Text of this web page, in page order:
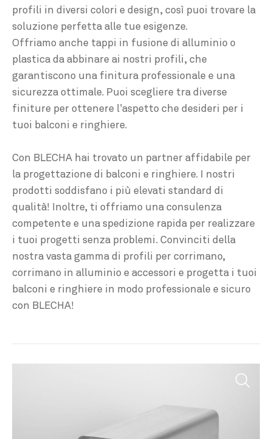
profili in diversi colori e design, così puoi trovare la
soluzione perfetta alle tue esigenze.
Offriamo anche tappi in fusione di alluminio o
plastica da abbinare ai nostri profili, che
garantiscono una finitura professionale e una
sicurezza ottimale. Puoi scegliere tra diverse
finiture per ottenere l'aspetto che desideri per i
tuoi balconi e ringhiere.
Con BLECHA hai trovato un partner affidabile per
la progettazione di balconi e ringhiere. I nostri
prodotti soddisfano i più elevati standard di
qualità! Inoltre, ti offriamo una consulenza
competente e una spedizione rapida per realizzare
i tuoi progetti senza problemi. Convinciti della
nostra vasta gamma di profili per corrimano,
corrimano in alluminio e accessori e progetta i tuoi
balconi e ringhiere in modo professionale e sicuro
con BLECHA!